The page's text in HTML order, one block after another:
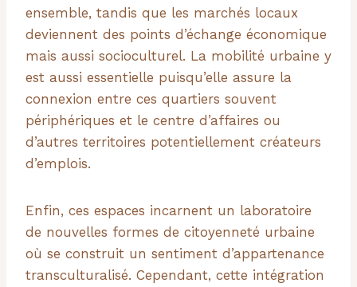
ensemble, tandis que les marchés locaux
deviennent des points d’échange économique
mais aussi socioculturel. La mobilité urbaine y
est aussi essentielle puisqu’elle assure la
connexion entre ces quartiers souvent
périphériques et le centre d’affaires ou
d’autres territoires potentiellement créateurs
d’emplois.
Enfin, ces espaces incarnent un laboratoire
de nouvelles formes de citoyenneté urbaine
où se construit un sentiment d’appartenance
transculturalisé. Cependant, cette intégration